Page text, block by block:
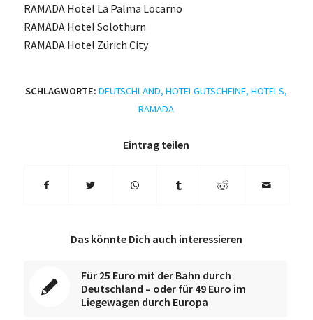
RAMADA Hotel La Palma Locarno
RAMADA Hotel Solothurn
RAMADA Hotel Zürich City
SCHLAGWORTE: DEUTSCHLAND,HOTELGUTSCHEINE,HOTELS,
RAMADA
Eintrag teilen
Das könnte Dich auch interessieren
Für 25 Euro mit der Bahn durch
Deutschland – oder für 49 Euro im
Liegewagen durch Europa